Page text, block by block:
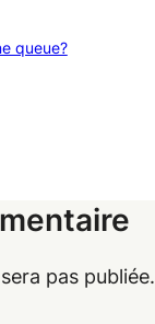
queue?
pas publiée.